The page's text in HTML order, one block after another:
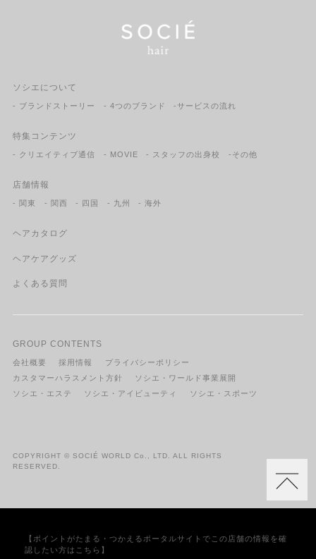
ソシエについて
- ブランドストーリー - 4つのブランド -サービスの流れ
特集コンテンツ
- クリエイティブ通信 - MOVIE - スタッフの出身校 -その他
店舗情報
- 関東 - 関西 - 四国 - 九州 - 海外
ヘアカタログ
ヘアケアグッズ
よくある質問
GROUP CONTENTS
会社概要 採用情報
プライバシーポリシー
カスタマーハラスメント方針
ソシエ・ワールド事業展開
ソシエ・エステ
ソシエ・アイビューティ ソシエ・スポーツ
COPYRIGHT © SOCIÉ WORLD Co., LTD. ALL RIGHTS
RESERVED.
【ポイントがたまる・つかえるポータルサイトでこの店舗の情報を確
認したい方はこちら】